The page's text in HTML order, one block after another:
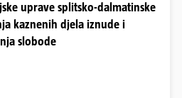
uprave splitsko-dalmatinske
kaznenih djela iznude i
slobode